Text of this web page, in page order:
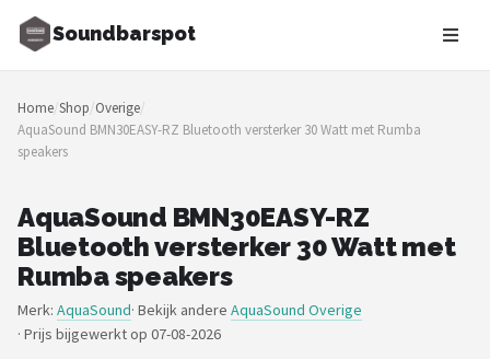
Soundbarspot
Zoeken
NAVIGATIE
Shop
Merken
Blog
Muziekstijlen
Home/Shop/Overige/
AquaSound BMN30EASY-RZ Bluetooth versterker 30 Watt met Rumba
speakers
AquaSound BMN30EASY-RZ
Bluetooth versterker 30 Watt met
Rumba speakers
Merk: AquaSound· Bekijk andere AquaSound Overige
· Prijs bijgewerkt op 07-08-2026